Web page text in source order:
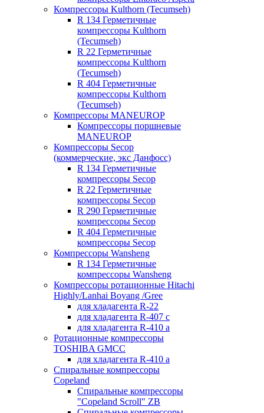
Компрессоры Kulthorn (Tecumseh)
R 134 Герметичные
компрессоры Kulthorn
(Tecumseh)
R 22 Герметичные
компрессоры Kulthorn
(Tecumseh)
R 404 Герметичные
компрессоры Kulthorn
(Tecumseh)
Компрессоры MANEUROP
Компрессоры поршневые
MANEUROP
Компрессоры Secop
(коммерческие, экс Данфосс)
R 134 Герметичные
компрессоры Secop
R 22 Герметичные
компрессоры Secop
R 290 Герметичные
компрессоры Secop
R 404 Герметичные
компрессоры Secop
Компрессоры Wansheng
R 134 Герметичные
компрессоры Wansheng
Компрессоры ротационные Hitachi
Highly/Lanhai Boyang /Gree
для хладагента R-22
для хладагента R-407 с
для хладагента R-410 а
Ротационные компрессоры
TOSHIBA GMCC
для хладагента R-410 а
Спиральные компрессоры
Copeland
Спиральные компрессоры
"Copeland Scroll" ZB